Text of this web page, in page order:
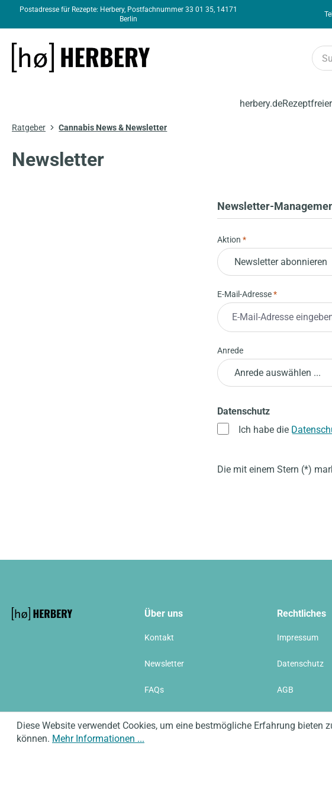
Zur Hauptnavigation springen
Postadresse für Rezepte: Herbery, Postfachnummer 33 01 35, 14171
Berlin
herbery.de
Ratgeber Cannabis News & Newsletter
Newsletter
Newsletter-
Aktion *
E-Mail-Adresse*
Anrede
Datenschutz
Ich habe die
Die mit einem Stern (*)
Über uns
Kontakt
Newsletter
FAQs
Rechtliches
Impressum
Datenschutz
AGB
Diese Website verwendet Cookies, um eine bestmögliche Erfahrung bieten
können. Mehr Informationen ...